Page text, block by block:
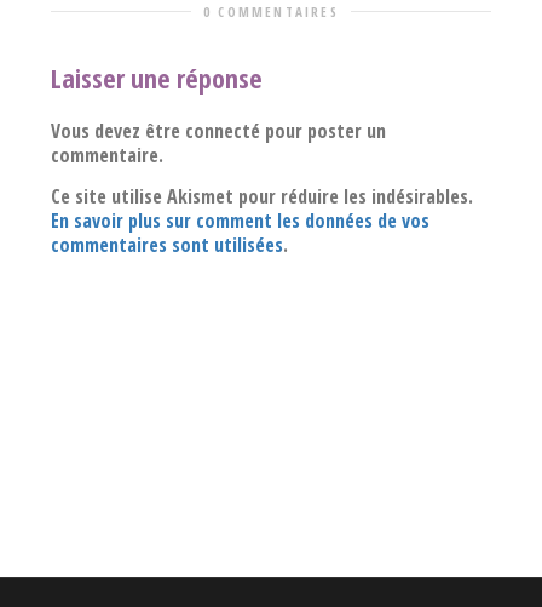
0 COMMENTAIRES
Laisser une réponse
Vous devez être connecté pour poster un
commentaire.
Ce site utilise Akismet pour réduire les indésirables.
En savoir plus sur comment les données de vos
commentaires sont utilisées.